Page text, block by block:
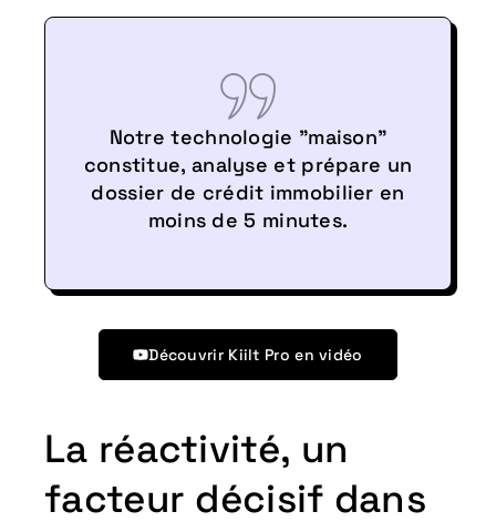
Notre technologie "maison"
constitue, analyse et prépare un
dossier de crédit immobilier en
moins de 5 minutes.
Découvrir Kiilt Pro en vidéo
La réactivité, un
facteur décisif dans